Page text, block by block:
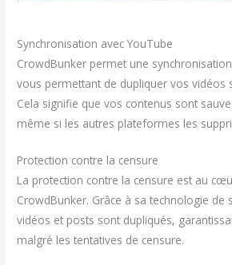
Synchronisation avec YouTube
CrowdBunker permet une
vous permettant de dupliquer vos vidéos
Cela signifie que vos contenus sont
même si les autres plateformes les
Protection contre la censure
La protection contre la censure est au
CrowdBunker. Grâce à sa technologie de
vidéos et posts sont dupliqués,
malgré les tentatives de censure.